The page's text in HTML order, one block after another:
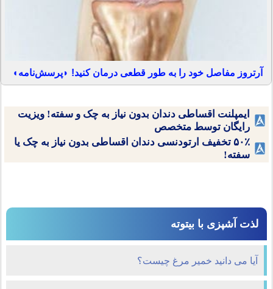
آرتروز مفاصل خود را به طور قطعی درمان کنید! ◗پرسش‌نامه◖
ایمپلنت اقساطی دندان بدون نیاز به چک و سفته! ویزیت
رایگان توسط متخصص
۵۰٪ تخفیف ارتودنسی دندان اقساطی بدون نیاز به چک یا
سفته!
لذت آشپزی با بیتوته
آیا می دانید خمیر مرغ چیست؟